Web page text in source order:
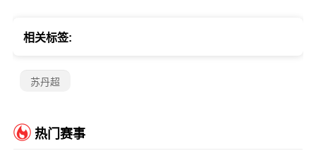
相关标签:
苏丹超
热门赛事